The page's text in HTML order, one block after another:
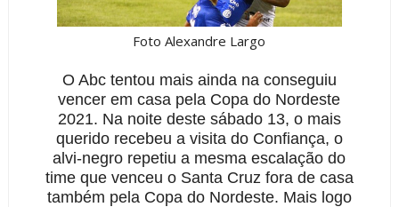
Foto Alexandre Largo
O Abc tentou mais ainda na conseguiu
vencer em casa pela Copa do Nordeste
2021. Na noite deste sábado 13, o mais
querido recebeu a visita do Confiança, o
alvi-negro repetiu a mesma escalação do
time que venceu o Santa Cruz fora de casa
também pela Copa do Nordeste. Mais logo